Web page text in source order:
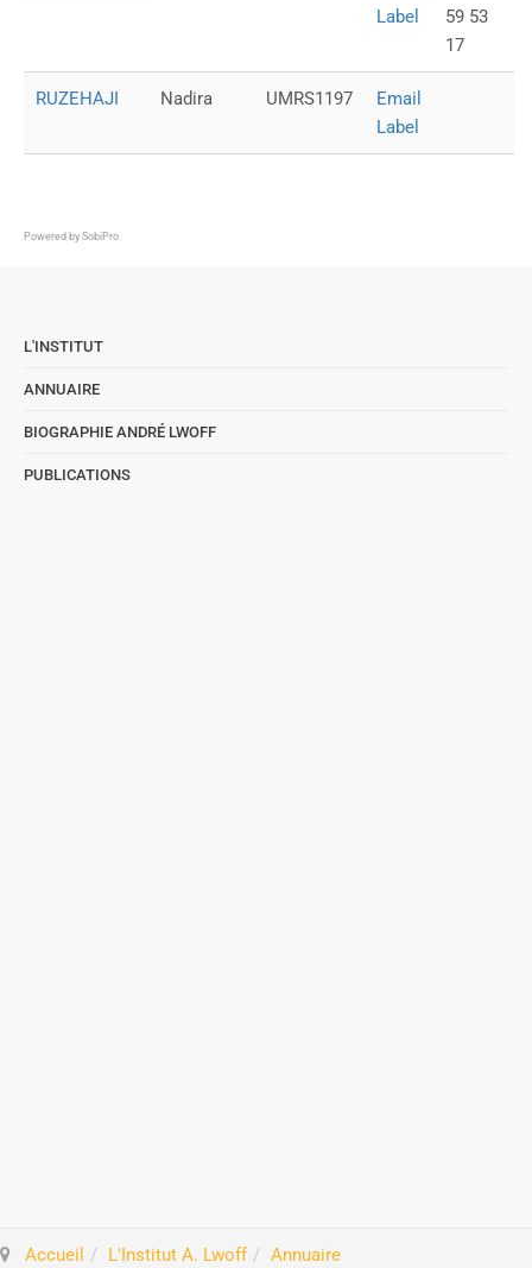
Label
59 53
17
RUZEHAJI Nadira UMRS1197
Email
Label
Powered by SobiPro
L'INSTITUT
ANNUAIRE
BIOGRAPHIE ANDRÉ LWOFF
PUBLICATIONS
Accueil L'Institut A. Lwoff
Annuaire